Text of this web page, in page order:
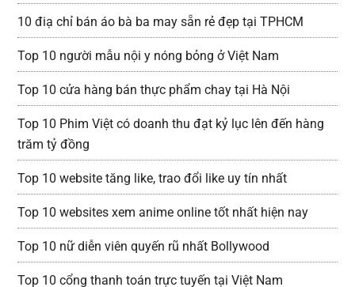
10 điạ chỉ bán áo bà ba may sẵn rẻ đẹp tại TPHCM
Top 10 người mẫu nội y nóng bỏng ở Việt Nam
Top 10 cửa hàng bán thực phẩm chay tại Hà Nội
Top 10 Phim Việt có doanh thu đạt kỷ lục lên đến hàng
trăm tỷ đồng
Top 10 website tăng like, trao đổi like uy tín nhất
Top 10 websites xem anime online tốt nhất hiện nay
Top 10 nữ diễn viên quyến rũ nhất Bollywood
Top 10 cổng thanh toán trực tuyến tại Việt Nam